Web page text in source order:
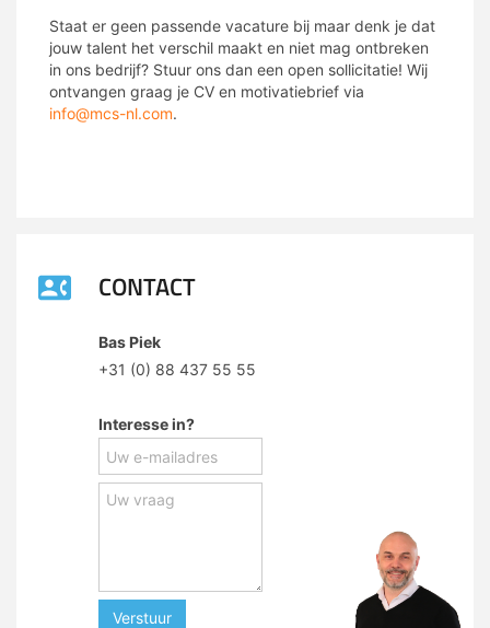
Staat er geen passende vacature bij maar denk je dat
jouw talent het verschil maakt en niet mag ontbreken
in ons bedrijf? Stuur ons dan een open sollicitatie! Wij
ontvangen graag je CV en motivatiebrief via
info@mcs-nl.com.
CONTACT
Bas Piek
+31 (0) 88 437 55 55
Interesse in?
Verstuur